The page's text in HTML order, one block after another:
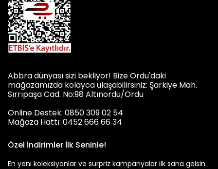
Abbra dünyası sizi bekliyor! Bize Ordu'daki
mağazamızda kolayca ulaşabilirsiniz: Şarkiye Mah.
Sırrıpaşa Cad. No:98 Altınordu/Ordu
Online Destek: 0850 309 02 54
Mağaza Hattı: 0452 666 66 34
Özel İndirimler İlk Seninle!
En yeni koleksiyonlar ve sürpriz kampanyalar ilk sana gelsin.